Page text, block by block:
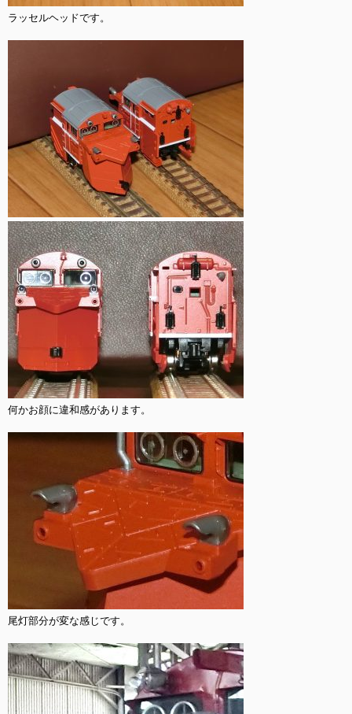
ラッセルヘッドです。
何かお顔に違和感があります。
尾灯部分が変な感じです。